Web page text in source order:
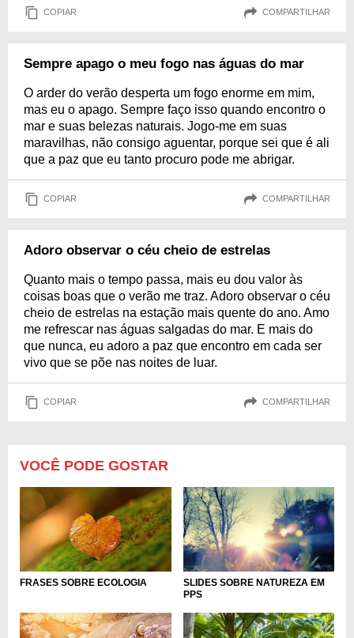
COPIAR COMPARTILHAR
Sempre apago o meu fogo nas águas do mar
O arder do verão desperta um fogo enorme em mim,
mas eu o apago. Sempre faço isso quando encontro o
mar e suas belezas naturais. Jogo-me em suas
maravilhas, não consigo aguentar, porque sei que é ali
que a paz que eu tanto procuro pode me abrigar.
COPIAR COMPARTILHAR
Adoro observar o céu cheio de estrelas
Quanto mais o tempo passa, mais eu dou valor às
coisas boas que o verão me traz. Adoro observar o céu
cheio de estrelas na estação mais quente do ano. Amo
me refrescar nas águas salgadas do mar. E mais do
que nunca, eu adoro a paz que encontro em cada ser
vivo que se põe nas noites de luar.
COPIAR COMPARTILHAR
VOCÊ PODE GOSTAR
FRASES SOBRE ECOLOGIA
SLIDES SOBRE NATUREZA EM
PPS